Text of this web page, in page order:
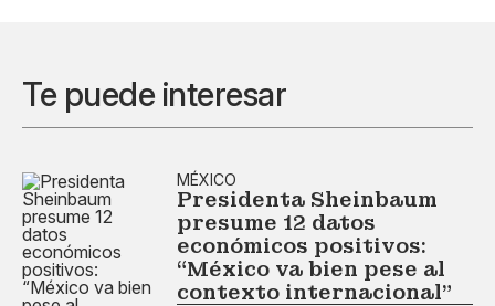
Te puede interesar
MÉXICO
Presidenta Sheinbaum
presume 12 datos
económicos positivos:
“México va bien pese al
contexto internacional”